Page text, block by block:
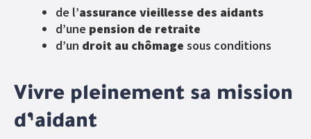
de l’assurance vieillesse des aidants
d’une pension de retraite
d’un droit au chômage sous conditions
Vivre pleinement sa mission
d’aidant